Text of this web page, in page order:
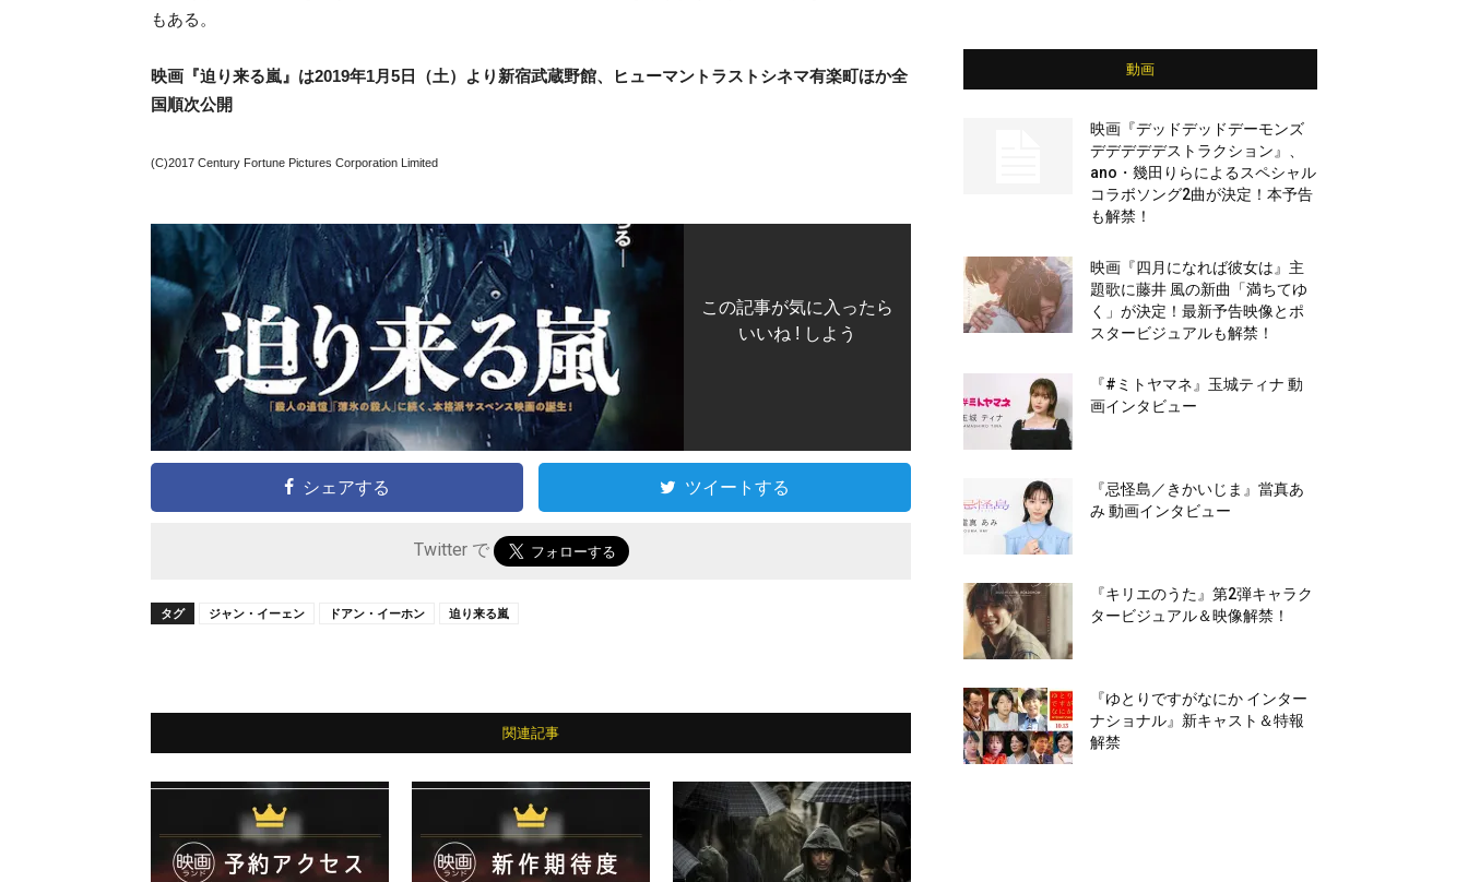
もある。
映画『迫り来る嵐』は2019年1月5日（土）より新宿武蔵野館、ヒューマントラストシネマ有楽町ほか全
国順次公開
(C)2017 Century Fortune Pictures Corporation Limited
この記事が気に入ったら
いいね ! しよう
シェアする ツイートする
Twitter で
タグ ジャン・イーェン ドアン・イーホン 迫り来る嵐
関連記事
動画
映画『デッドデッドデーモンズ
デデデデデストラクション』、
ano・幾田りらによるスペシャル
コラボソング2曲が決定！本予告
も解禁！
映画『四月になれば彼女は』主
題歌に藤井 風の新曲「満ちてゆ
く」が決定！最新予告映像とポ
スタービジュアルも解禁！
『#ミトヤマネ』玉城ティナ 動
画インタビュー
『忌怪島／きかいじま』當真あ
み 動画インタビュー
『キリエのうた』第2弾キャラク
タービジュアル＆映像解禁！
『ゆとりですがなにか インター
ナショナル』新キャスト＆特報
解禁